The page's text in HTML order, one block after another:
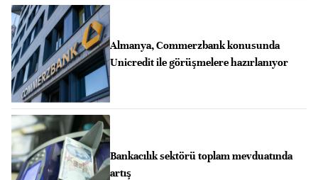
Almanya, Commerzbank konusunda
Unicredit ile görüşmelere hazırlanıyor
Bankacılık sektörü toplam mevduatında
artış